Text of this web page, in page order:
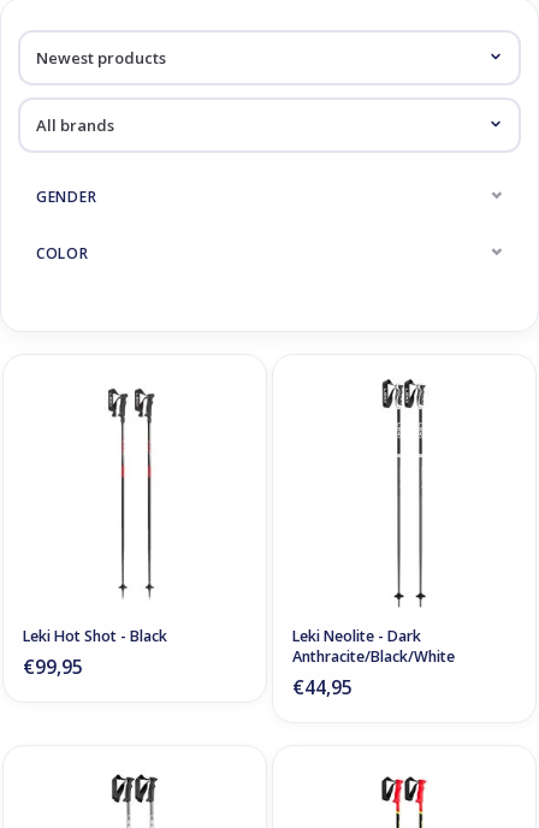
GENDER
COLOR
Leki Hot Shot - Black
€99,95
Leki Neolite - Dark
Anthracite/Black/White
€44,95